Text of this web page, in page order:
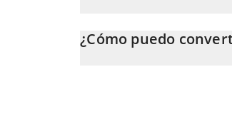
INR. Solo necesitas ingresar la
automáticamente a Indian Rupee
¿Cómo puedo